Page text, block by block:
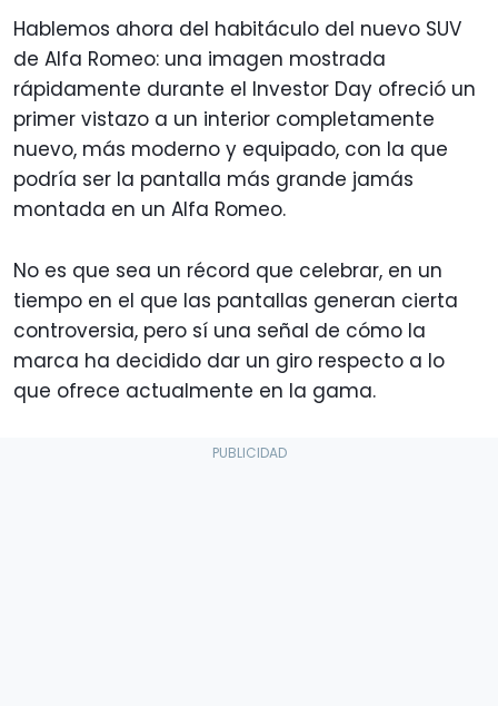
Hablemos ahora del habitáculo del nuevo SUV
de Alfa Romeo: una imagen mostrada
rápidamente durante el Investor Day ofreció un
primer vistazo a un interior completamente
nuevo, más moderno y equipado, con la que
podría ser la pantalla más grande jamás
montada en un Alfa Romeo.
No es que sea un récord que celebrar, en un
tiempo en el que las pantallas generan cierta
controversia, pero sí una señal de cómo la
marca ha decidido dar un giro respecto a lo
que ofrece actualmente en la gama.